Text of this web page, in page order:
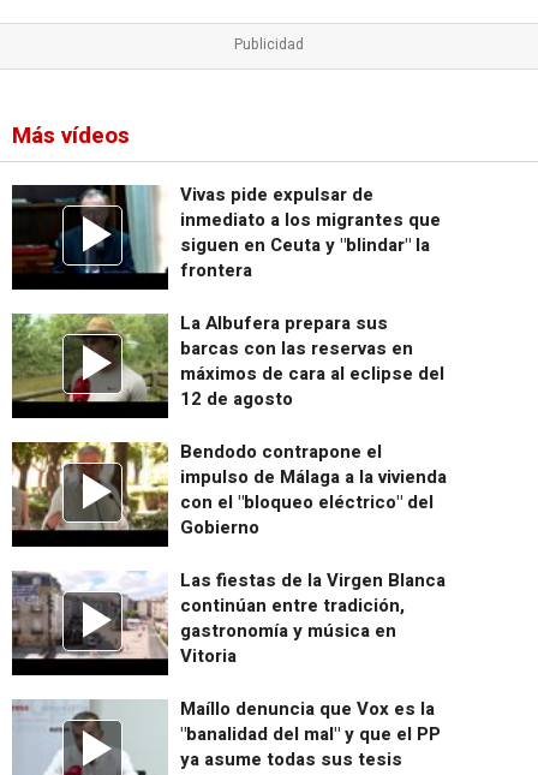
Más vídeos
Vivas pide expulsar de
inmediato a los migrantes que
siguen en Ceuta y "blindar" la
frontera
La Albufera prepara sus
barcas con las reservas en
máximos de cara al eclipse del
12 de agosto
Bendodo contrapone el
impulso de Málaga a la vivienda
con el "bloqueo eléctrico" del
Gobierno
Las fiestas de la Virgen Blanca
continúan entre tradición,
gastronomía y música en
Vitoria
Maíllo denuncia que Vox es la
"banalidad del mal" y que el PP
ya asume todas sus tesis